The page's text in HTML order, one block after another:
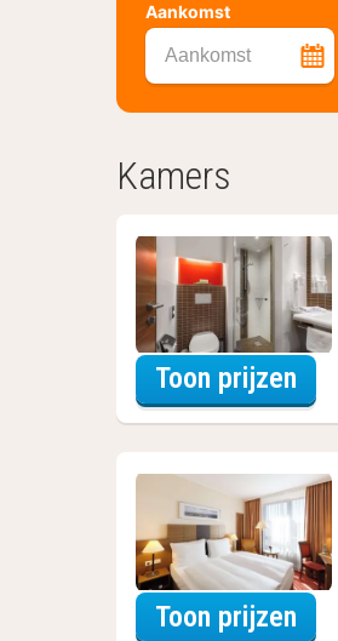
Aankomst
Aankomst
Kamers
Toon prijzen
Toon prijzen